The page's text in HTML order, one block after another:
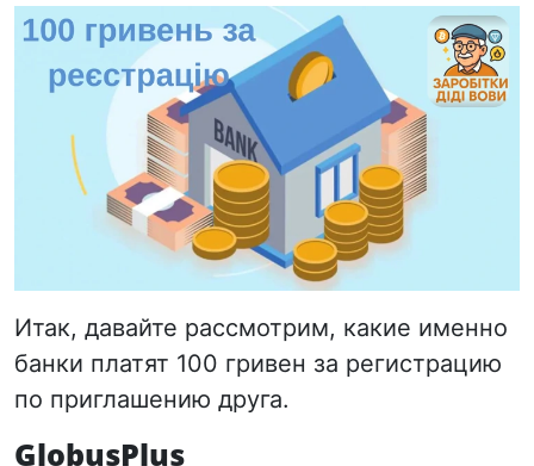
Итак, давайте рассмотрим, какие именно
банки платят 100 гривен за регистрацию
по приглашению друга.
GlobusPlus